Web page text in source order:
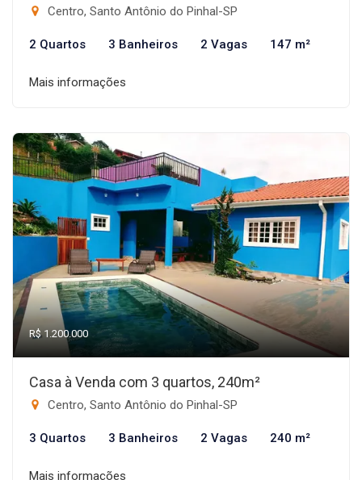
Centro, Santo Antônio do Pinhal-SP
2 Quartos 3 Banheiros 2 Vagas 147 m²
Mais informações
R$ 1.200.000
Casa à Venda com 3 quartos, 240m²
Centro, Santo Antônio do Pinhal-SP
3 Quartos 3 Banheiros 2 Vagas 240 m²
Mais informações